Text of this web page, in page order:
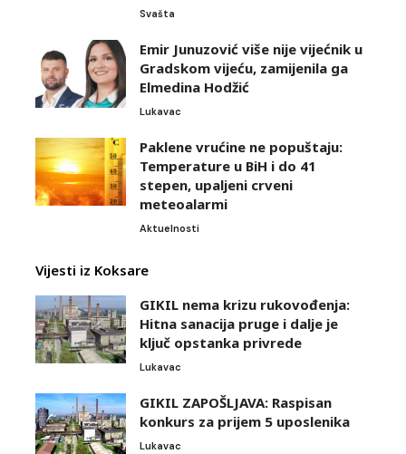
Svašta
Emir Junuzović više nije vijećnik u
Gradskom vijeću, zamijenila ga
Elmedina Hodžić
Lukavac
Paklene vrućine ne popuštaju:
Temperature u BiH i do 41
stepen, upaljeni crveni
meteoalarmi
Aktuelnosti
Vijesti iz Koksare
GIKIL nema krizu rukovođenja:
Hitna sanacija pruge i dalje je
ključ opstanka privrede
Lukavac
GIKIL ZAPOŠLJAVA: Raspisan
konkurs za prijem 5 uposlenika
Lukavac